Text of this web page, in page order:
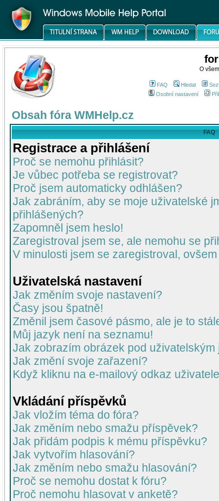
O
FAQ Hledat
Osobní nastavení
Obsah fóra WMHelp.cz
FAQ
Registrace a přihlášení
Proč se nemohu přihlásit?
Je vůbec potřeba se registrovat?
Proč jsem automaticky odhlášen?
Jak zabráním, aby se moje uživatelské
přihlášených?
Zapomněl jsem heslo!
Zaregistroval jsem se, ale nemohu se
V minulosti jsem se zaregistroval,
Uživatelská nastavení
Jak změním svoje nastavení?
Časy jsou špatně!
Změnil jsem časové pásmo, ale je to
Můj jazyk není na seznamu!
Jak zobrazím obrázek pod uživatelským
Jak změní svoje zařazení?
Když kliknu na e-mailový odkaz
Vkládání příspěvků
Jak vložím téma do fóra?
Jak změním nebo smažu příspěvek?
Jak přidám podpis k mému příspěvku?
Jak vytvořím hlasování?
Jak změním nebo smažu hlasování?
Proč se nemohu dostat k fóru?
Proč nemohu hlasovat v anketě?